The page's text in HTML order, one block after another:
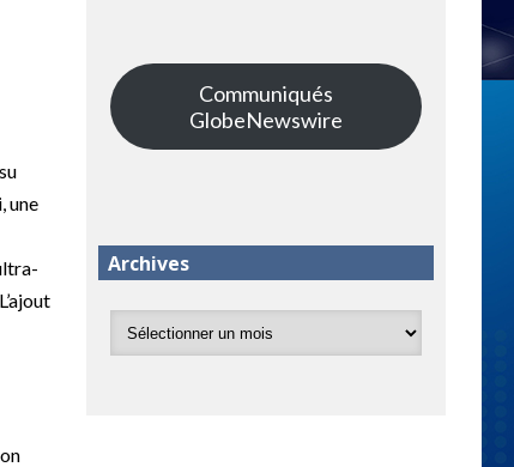
une
Communiqués
GlobeNewswire
Archives